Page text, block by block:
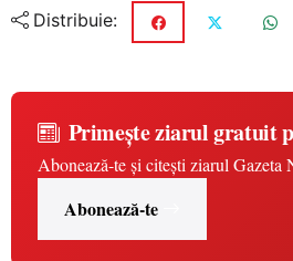
Distribuie:
Primește ziarul gratuit
Abonează-te și citești ziarul
Abonează-te